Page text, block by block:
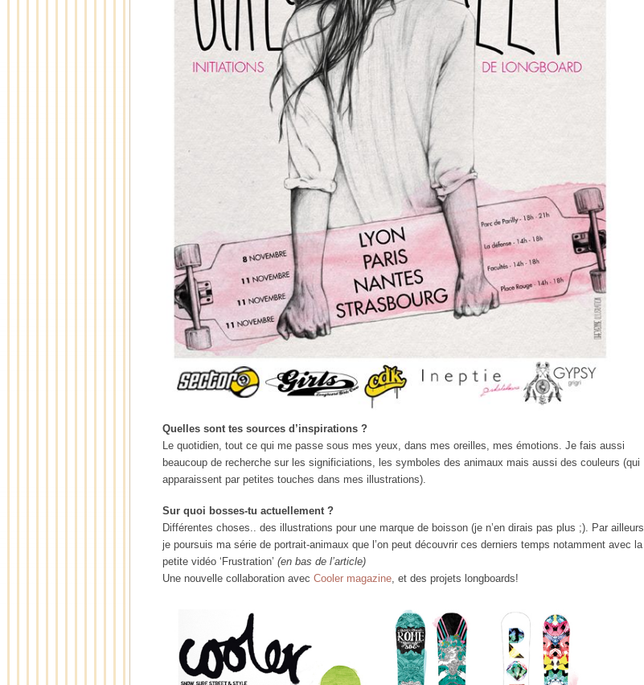
Quelles sont tes sources d’inspirations ?
Le quotidien, tout ce qui me passe sous mes yeux, dans mes oreilles, mes émotions. Je fais aussi
beaucoup de recherche sur les significiations, les symboles des animaux mais aussi des couleurs (qui
apparaissent par petites touches dans mes illustrations).
Sur quoi bosses-tu actuellement ?
Différentes choses.. des illustrations pour une marque de boisson (je n’en dirais pas plus ;). Par ailleurs
je poursuis ma série de portrait-animaux que l’on peut découvrir ces derniers temps notamment avec la
petite vidéo ‘Frustration’ (en bas de l’article)
Une nouvelle collaboration avec Cooler magazine, et des projets longboards!